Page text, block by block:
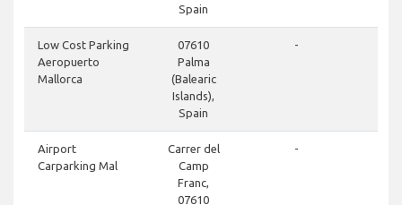
Spain
Low Cost Parking
Aeropuerto
Mallorca
07610
Palma
(Balearic
Islands),
Spain
-
Airport
Carparking Mal
Carrer del
Camp
Franc,
07610
-